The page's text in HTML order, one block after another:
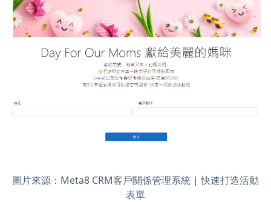
圖片來源：Meta8 CRM客戶關係管理系統 | 快速打造活動
表單